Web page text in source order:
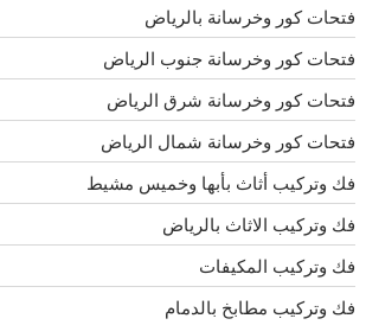
فتحات كور وخرسانة بالرياض
فتحات كور وخرسانة جنوب الرياض
فتحات كور وخرسانة شرق الرياض
فتحات كور وخرسانة شمال الرياض
فك وتركيب أثاث بأبها وخميس مشيط
فك وتركيب الاثاث بالرياض
فك وتركيب المكيفات
فك وتركيب مطابخ بالدمام